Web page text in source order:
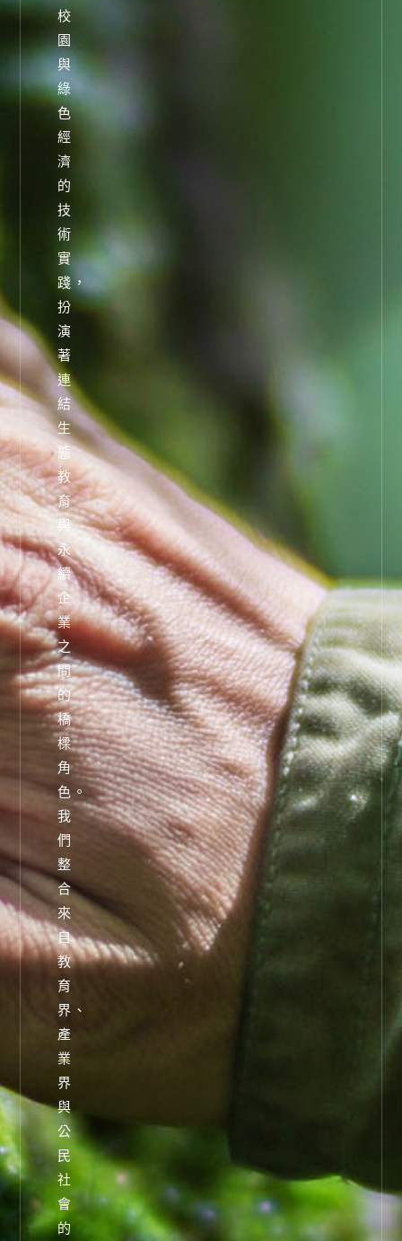
校
園
與
綠
色
經
濟
的
技
術
實
踐，
扮
演
著
連
結
生
態
教
育
與
永
續
企
業
之
間
的
橋
樑
角
色。
我
們
整
合
來
自
教
育
界、
產
業
界
與
公
民
社
會
的